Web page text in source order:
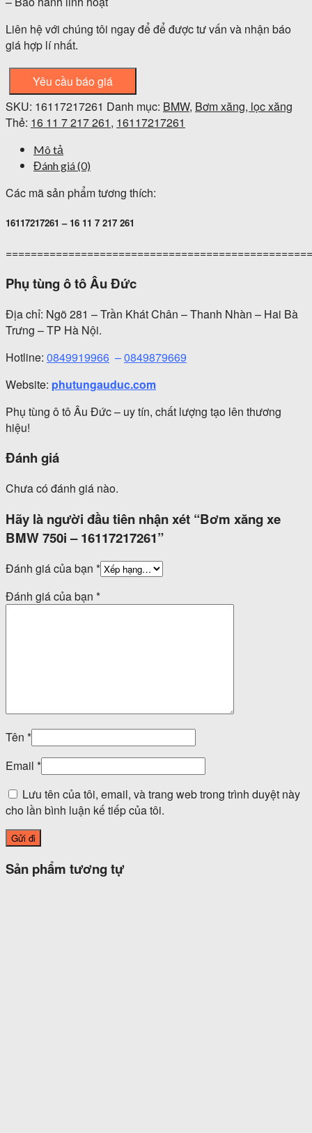
Liên hệ với chúng tôi ngay để để được tư vấn và nhận báo
giá hợp lí nhất.
Yêu cầu báo giá
SKU: 16117217261 Danh mục: BMW, Bơm xăng, lọc xăng
Thẻ: 16 11 7 217 261, 16117217261
Mô tả
Đánh giá (0)
Các mã sản phẩm tương thích:
16117217261 – 16 11 7 217 261
Phụ tùng ô tô Âu Đức
Địa chỉ: Ngõ 281 – Trần Khát Chân – Thanh Nhàn – Hai Bà
Trưng – TP Hà Nội.
Hotline: 0849919966 –0849879669
Website: phutungauduc.com
Phụ tùng ô tô Âu Đức – uy tín, chất lượng tạo lên thương
hiệu!
Đánh giá
Chưa có đánh giá nào.
Hãy là người đầu tiên nhận xét “Bơm xăng xe
BMW 750i – 16117217261”
Đánh giá của bạn *
Đánh giá của bạn *
Tên *
Email *
Lưu tên của tôi, email, và trang web trong trình duyệt này
cho lần bình luận kế tiếp của tôi.
Sản phẩm tương tự